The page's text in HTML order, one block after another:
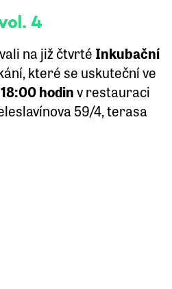
4
na již čtvrté Inkubační
které se uskuteční ve
hodin v restauraci
59/4, terasa